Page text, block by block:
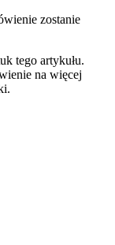
zostanie
tego artykułu.
na więcej